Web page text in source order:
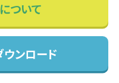
ついて
ンロード